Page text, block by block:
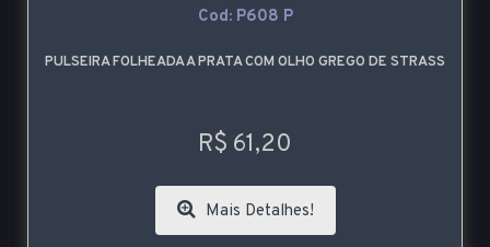
Cod: P608 P
PULSEIRA FOLHEADA A PRATA COM OLHO GREGO DE STRASS
R$ 61,20
Mais Detalhes!